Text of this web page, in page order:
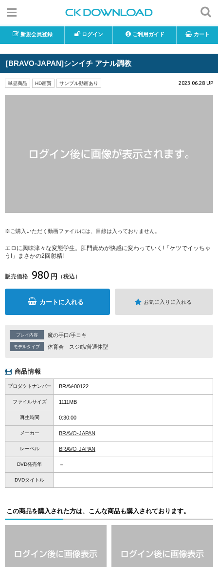
新規会員登録 ログイン ご利用ガイド カート
[BRAVO-JAPAN]シンイチ アナル調教
単品商品 HD画質 サンプル動画あり 2023.06.28 UP
※ご購入いただく動画ファイルには、目線は入っておりません。
エロに興味津々な変態学生。肛門責めが快感に変わっていく!「ケツでイッちゃ
う!」まさかの2回射精!
販売価格 980 円 （税込）
カートに入れる お気に入りに入れる
プレイ内容 魔の手口/手コキ
モデルタイプ 体育会 スジ筋/普通体型
商品情報
プロダクトナンバー BRAV-00122
ファイルサイズ 1111MB
再生時間 0:30:00
メーカー BRAVO-JAPAN
レーベル BRAVO-JAPAN
DVD発売年 －
DVDタイトル
この商品を購入された方は、こんな商品も購入されております。